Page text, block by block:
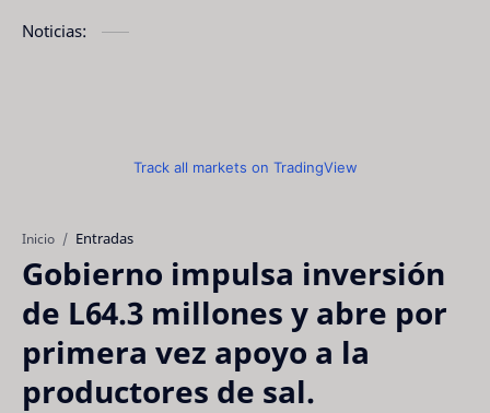
Noticias:
Track all markets on TradingView
Inicio Entradas
Gobierno impulsa inversión
de L64.3 millones y abre por
primera vez apoyo a la
productores de sal.